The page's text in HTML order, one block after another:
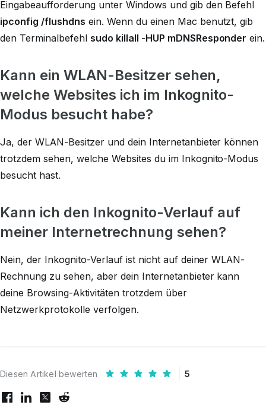
Eingabeaufforderung unter Windows und gib den Befehl
ipconfig /flushdns ein. Wenn du einen Mac benutzt, gib
den Terminalbefehl sudo killall -HUP mDNSResponder ein.
Kann ein WLAN-Besitzer sehen,
welche Websites ich im Inkognito-
Modus besucht habe?
Ja, der WLAN-Besitzer und dein Internetanbieter können
trotzdem sehen, welche Websites du im Inkognito-Modus
besucht hast.
Kann ich den Inkognito-Verlauf auf
meiner Internetrechnung sehen?
Nein, der Inkognito-Verlauf ist nicht auf deiner WLAN-
Rechnung zu sehen, aber dein Internetanbieter kann
deine Browsing-Aktivitäten trotzdem über
Netzwerkprotokolle verfolgen.
Diesen Artikel bewerten 5